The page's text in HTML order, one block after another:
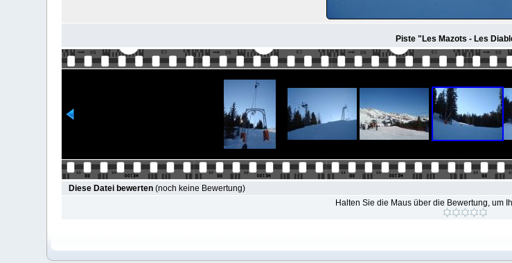
Piste "Les Mazots - Les
Diese Datei bewerten(noch keine Bewertung)
Halten Sie die Maus über die Bewertung, um